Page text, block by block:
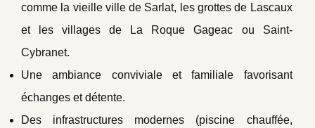
comme la vieille ville de Sarlat, les grottes de Lascaux
et les villages de La Roque Gageac ou Saint-
Cybranet.
Une ambiance conviviale et familiale favorisant
échanges et détente.
Des infrastructures modernes (piscine chauffée,